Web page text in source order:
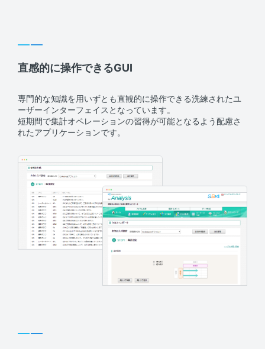
直感的に操作できるGUI
専門的な知識を用いずとも直観的に操作できる洗練されたユ
ーザーインターフェイスとなっています。
短期間で集計オペレーションの習得が可能となるよう配慮さ
れたアプリケーションです。